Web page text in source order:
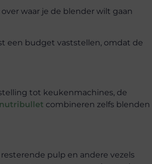
waar je de blender wilt gaan
een budget vaststellen, omdat de
tot keukenmachines, de
nutribullet combineren zelfs blenden
pulp en andere vezels